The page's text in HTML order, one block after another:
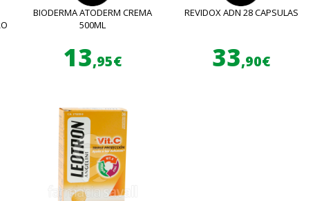
BIODERMA ATODERM CREMA
500ML
13,95€
REVIDOX ADN 28 CAPSULAS
33,90€